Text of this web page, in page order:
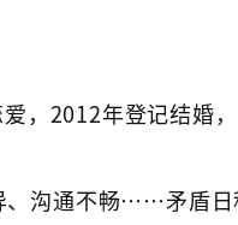
，2012年登记结婚
、沟通不畅……矛盾